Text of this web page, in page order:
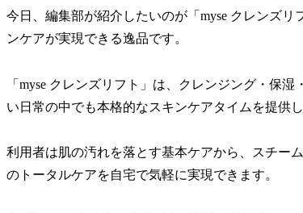
今日、編集部が紹介したいのが「myse クレンズ
ンケアが実現できる逸品です。
「myse クレンズリフト」は、クレンジング・保
い日常の中でも本格的なスキンケアタイムを提供
利用者は肌の汚れを落とす基本ケアから、スチー
のトータルケアを自宅で気軽に実現できます。